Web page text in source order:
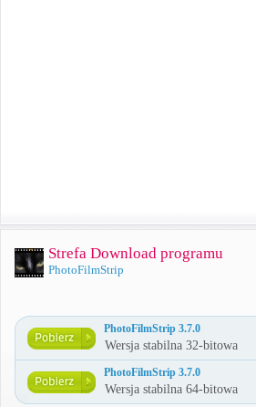
Strefa Download programu
PhotoFilmStrip
PhotoFilmStrip 3.7.0
Wersja stabilna 32-bitowa
PhotoFilmStrip 3.7.0
Wersja stabilna 64-bitowa